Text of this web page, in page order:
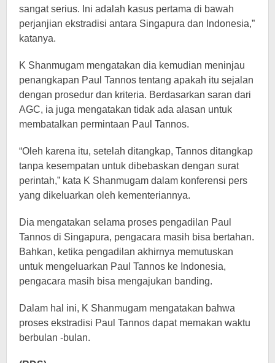
sangat serius. Ini adalah kasus pertama di bawah
perjanjian ekstradisi antara Singapura dan Indonesia,”
katanya.
K Shanmugam mengatakan dia kemudian meninjau
penangkapan Paul Tannos tentang apakah itu sejalan
dengan prosedur dan kriteria. Berdasarkan saran dari
AGC, ia juga mengatakan tidak ada alasan untuk
membatalkan permintaan Paul Tannos.
“Oleh karena itu, setelah ditangkap, Tannos ditangkap
tanpa kesempatan untuk dibebaskan dengan surat
perintah,” kata K Shanmugam dalam konferensi pers
yang dikeluarkan oleh kementeriannya.
Dia mengatakan selama proses pengadilan Paul
Tannos di Singapura, pengacara masih bisa bertahan.
Bahkan, ketika pengadilan akhirnya memutuskan
untuk mengeluarkan Paul Tannos ke Indonesia,
pengacara masih bisa mengajukan banding.
Dalam hal ini, K Shanmugam mengatakan bahwa
proses ekstradisi Paul Tannos dapat memakan waktu
berbulan -bulan.